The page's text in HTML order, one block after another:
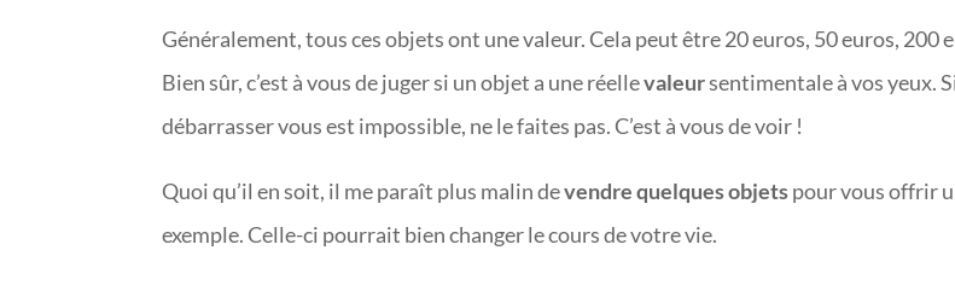
Généralement, tous ces objets ont une valeur. Cela peut être 20 euros, 50 euros, 200
Bien sûr, c’est à vous de juger si un objet a une réellevaleursentimentale à vos yeux.
débarrasser vous est impossible, ne le faites pas. C’est à vous de voir !
Quoi qu’il en soit, il me paraît plus malin devendre quelques objetspour vous offrir
exemple. Celle-ci pourrait bien changer le cours de votre vie.